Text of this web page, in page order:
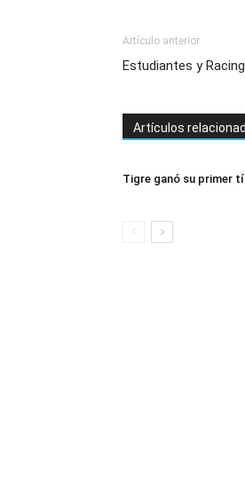
Artículo anterior
Estudiantes y
Artículos
Tigre ganó su primer